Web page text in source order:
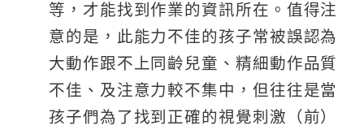
等，才能找到作業的資訊所在。值得注
意的是，此能力不佳的孩子常被誤認為
大動作跟不上同齡兒童、精細動作品質
不佳、及注意力較不集中，但往往是當
孩子們為了找到正確的視覺刺激（前）